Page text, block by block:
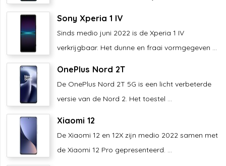
Sony Xperia 1 IV
Sinds medio juni 2022 is de Xperia 1 IV
verkrijgbaar. Het dunne en fraai vormgegeven ...
OnePlus Nord 2T
De OnePlus Nord 2T 5G is een licht verbeterde
versie van de Nord 2. Het toestel ...
Xiaomi 12
De Xiaomi 12 en 12X zijn medio 2022 samen met
de Xiaomi 12 Pro gepresenteerd. ...